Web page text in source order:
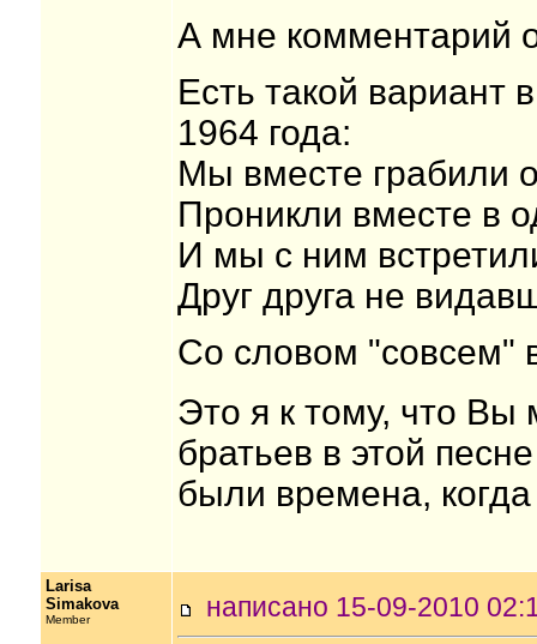
А мне комментарий
Есть такой вариант
1964 года:
Мы вместе грабили
Проникли вместе в
И мы с ним
Друг друга не
Со словом "совсем"
Это я к тому, что Вы
братьев в этой
были времена,
Larisa
Simakova
Member написано 15-09-2010